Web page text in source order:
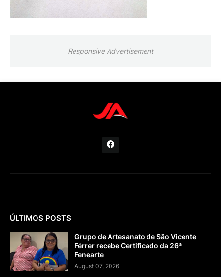
Responsive Advertisement
ÚLTIMOS POSTS
Grupo de Artesanato de São Vicente
Férrer recebe Certificado da 26ª
Fenearte
August 07, 2026